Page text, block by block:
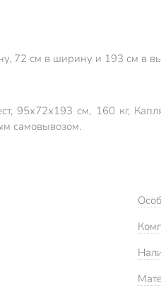
72 см в ширину и 193 см в
95х72х193 см, 160 кг,
самовывозом.